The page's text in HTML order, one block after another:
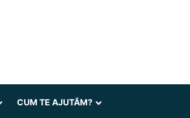
CUM TE AJUTĂM?